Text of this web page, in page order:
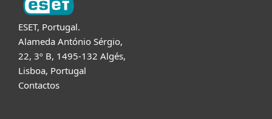
ESET, Portugal.
Alameda António Sérgio,
22, 3º B, 1495-132 Algés,
Lisboa, Portugal
Contactos